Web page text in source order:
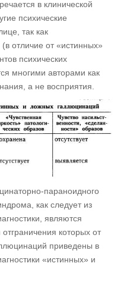
в клинической
психические
так как
отличие от «истинных»
психических
многими авторами как
а не восприятия.
параноидного
как следует из
являются
которых от
приведены в
«истинных» и